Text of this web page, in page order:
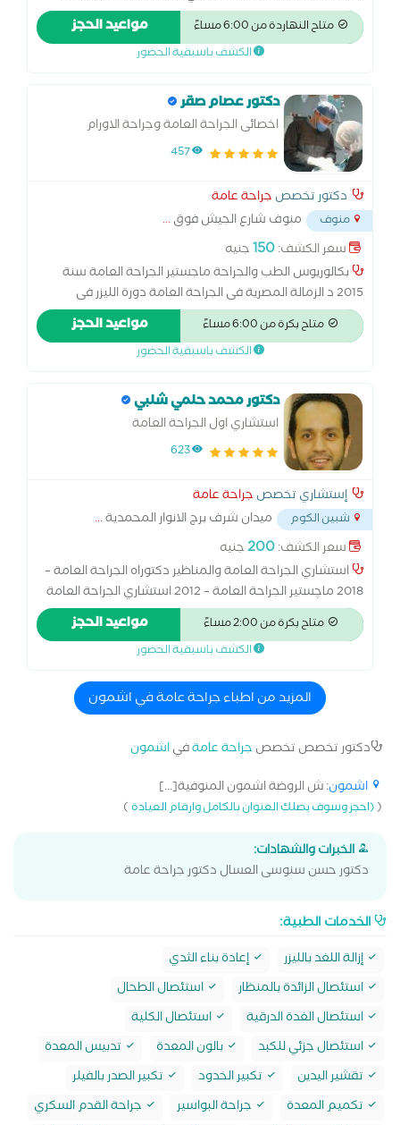
المناظير وأورام القولون و الثدي الجراحات التجميلية جراحات
السمنة جراحات الشرج بالليزر القدم السكري
متاح النهاردة من 6:00 مساءً مواعيد الحجز
الكشف باسبقية الحضور
دكتور عصام صقر
اخصائى الجراحة العامة وجراحة الاورام
والمناظير
457
دكتور تخصص جراحة عامة
منوف منوف شارع الجيش فوق...
سعر الكشف:150جنيه
بكالوريوس الطب والجراحة ماجستير الجراحة العامة سنة
2015 د الزمالة المصرية فى الجراحة العامة دورة الليزر فى
جراحات الشرج والبواسير والناسور دورات فى المناظير الجراحية
متاح بكرة من 6:00 مساءً مواعيد الحجز
الكشف باسبقية الحضور
دكتور محمد حلمي شلبي
استشاري اول الجراحة العامة
623
إستشاري تخصص جراحة عامة
شبين الكوم ميدان شرف برج الانوار المحمدية...
سعر الكشف:200جنيه
استشاري الجراحة العامة والمناظير دكتوراه الجراحة العامة –
2018 ماچستير الجراحة العامة – 2012 استشاري الجراحة العامة
بمستشفى الطلبة الجامعي واستشاري الجراحة العامة
والمناظير بمستشفى البنك الأهلي للرعاية المتكاملة خبرة أكثر
من 15 سنة في جراحات الطوارئ والحوادث والجهاز الهضمي
الفتق بجميع أنواعه) جراحة أورام الغدة الدرقية والجار درقية
جراحات الغدد اللعابية جراحات أورام الجهاز الهضمي والقولون
والمستقيم جراحات أورام الثدي إصلاح فتق الحجاب الحاجز جراحياً
وبالمنظار جراحات الشرج والمستقيم (الشرخ – البواسير –
الناسور الشرجي والعصعصي) جراحياً وبالليزر الكيس الدهني
والظفر الغائر
متاح بكرة من 2:00 مساءً مواعيد الحجز
الكشف باسبقية الحضور
المزيد من اطباء جراحة عامة في اشمون
دكتور تخصص تخصص جراحة عامةفياشمون
اشمون: ش الروضة اشمون المنوفية[...]
((احجز وسوف يصلك العنوان بالكامل وارقام العيادة)
الخبرات والشهادات:
دكتور حسن سنوسى العسال دكتور جراحة عامة
الخدمات الطبية:
إزالة اللغد بالليزر
إعادة بناء الثدي
استئصال الزائدة بالمنظار
استئصال الطحال
استئصال الغدة الدرقية
استئصال الكلية
استئصال جزئي للكبد
بالون المعدة
تدبيس المعدة
تقشير اليدين
تكبير الخدود
تكبير الصدر بالفيلر
تكميم المعدة
جراحة البواسير
جراحة القدم السكري